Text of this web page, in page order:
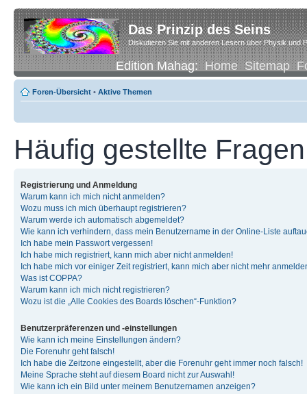
Das Prinzip des Seins
Diskutieren Sie mit anderen Lesern über Physik und
Edition Mahag:Home Sitemap
Foren-Übersicht • Aktive Themen
Häufig gestellte Fragen
Registrierung und Anmeldung
Warum kann ich mich nicht anmelden?
Wozu muss ich mich überhaupt registrieren?
Warum werde ich automatisch abgemeldet?
Wie kann ich verhindern, dass mein Benutzername in der Online-Liste
Ich habe mein Passwort vergessen!
Ich habe mich registriert, kann mich aber nicht anmelden!
Ich habe mich vor einiger Zeit registriert, kann mich aber nicht mehr
Was ist COPPA?
Warum kann ich mich nicht registrieren?
Wozu ist die „Alle Cookies des Boards löschen“-Funktion?
Benutzerpräferenzen und -einstellungen
Wie kann ich meine Einstellungen ändern?
Die Forenuhr geht falsch!
Ich habe die Zeitzone eingestellt, aber die Forenuhr geht immer noch falsch!
Meine Sprache steht auf diesem Board nicht zur Auswahl!
Wie kann ich ein Bild unter meinem Benutzernamen anzeigen?